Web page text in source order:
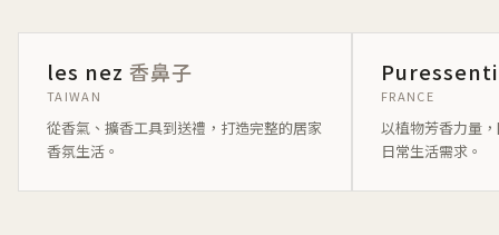
les nez 香鼻子
TAIWAN
從香氣、擴香工具到送禮，打造完整的居家
香氛生活。
FRANCE
以植物芳香力量
日常生活需求。